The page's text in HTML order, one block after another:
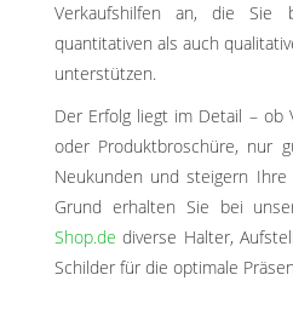
Verkaufshilfen an, die Sie
quantitativen als auch
unterstützen.
Der Erfolg liegt im Detail – ob
oder Produktbroschüre, nur
Neukunden und steigern
Grund erhalten Sie bei
Shop.de diverse Halter,
Schilder für die optimale